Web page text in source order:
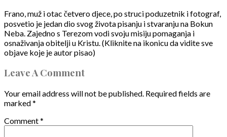
Frano, muž i otac četvero djece, po struci poduzetnik i fotograf,
posvetio je jedan dio svog života pisanju i stvaranju na Bokun
Neba. Zajedno s Terezom vodi svoju misiju pomaganja i
osnaživanja obitelji u Kristu. (Kliknite na ikonicu da vidite sve
objave koje je autor pisao)
Leave A Comment
Your email address will not be published. Required fields are
marked*
Comment*